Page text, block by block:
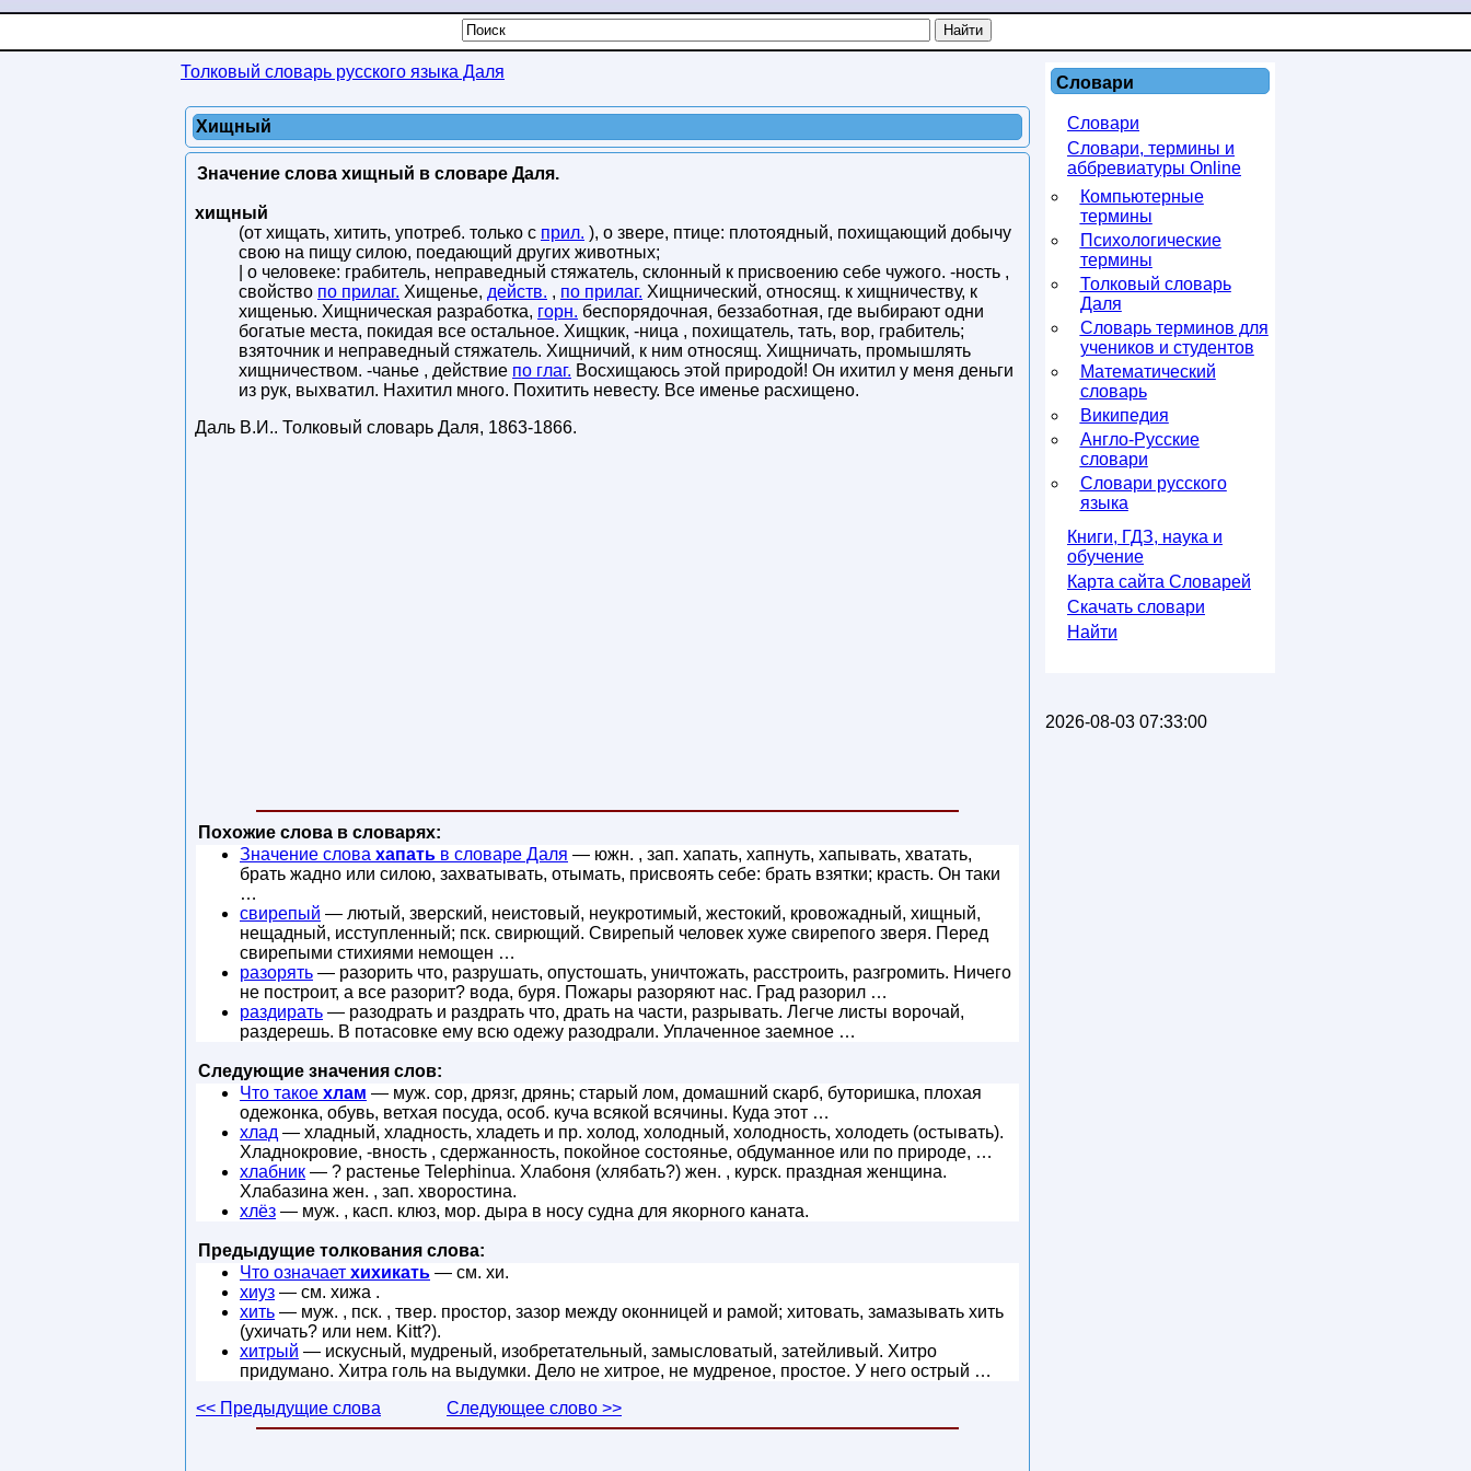
Толковый словарь русского языка Даля
Хищный
Значение слова хищный в словаре Даля.
хищный
(от хищать, хитить, употреб. только с прил. ), о звере, птице: плотоядный, похищающий добычу
свою на пищу силою, поедающий других животных;
| о человеке: грабитель, неправедный стяжатель, склонный к присвоению себе чужого. -ность ,
свойство по прилаг. Хищенье, действ. , по прилаг. Хищнический, относящ. к хищничеству, к
хищенью. Хищническая разработка, горн. беспорядочная, беззаботная, где выбирают одни
богатые места, покидая все остальное. Хищкик, -ница , похищатель, тать, вор, грабитель;
взяточник и неправедный стяжатель. Хищничий, к ним относящ. Хищничать, промышлять
хищничеством. -чанье , действие по глаг. Восхищаюсь этой природой! Он ихитил у меня деньги
из рук, выхватил. Нахитил много. Похитить невесту. Все именье расхищено.
Даль В.И.. Толковый словарь Даля, 1863-1866.
Похожие слова в словарях:
Значение слова хапать в словаре Даля — южн. , зап. хапать, хапнуть, хапывать, хватать,
брать жадно или силою, захватывать, отымать, присвоять себе: брать взятки; красть. Он таки
…
свирепый — лютый, зверский, неистовый, неукротимый, жестокий, кровожадный, хищный,
нещадный, исступленный; пск. свирющий. Свирепый человек хуже свирепого зверя. Перед
свирепыми стихиями немощен …
разорять — разорить что, разрушать, опустошать, уничтожать, расстроить, разгромить. Ничего
не построит, а все разорит? вода, буря. Пожары разоряют нас. Град разорил …
раздирать — разодрать и раздрать что, драть на части, разрывать. Легче листы ворочай,
раздерешь. В потасовке ему всю одежу разодрали. Уплаченное заемное …
Следующие значения слов:
Что такое хлам — муж. сор, дрязг, дрянь; старый лом, домашний скарб, буторишка, плохая
одежонка, обувь, ветхая посуда, особ. куча всякой всячины. Куда этот …
хлад — хладный, хладность, хладеть и пр. холод, холодный, холодность, холодеть (остывать).
Хладнокровие, -вность , сдержанность, покойное состоянье, обдуманное или по природе, …
хлабник — ? растенье Telephinua. Хлабоня (хлябать?) жен. , курск. праздная женщина.
Хлабазина жен. , зап. хворостина.
хлёз — муж. , касп. клюз, мор. дыра в носу судна для якорного каната.
Предыдущие толкования слова:
Что означает хихикать — см. хи.
хиуз — см. хижа .
хить — муж. , пск. , твер. простор, зазор между оконницей и рамой; хитовать, замазывать хить
(ухичать? или нем. Kitt?).
хитрый — искусный, мудреный, изобретательный, замысловатый, затейливый. Хитро
придумано. Хитра голь на выдумки. Дело не хитрое, не мудреное, простое. У него острый …
<< Предыдущие слова
Следующее слово >>
Словари
Словари
Словари, термины и
аббревиатуры Online
Компьютерные
термины
Психологические
термины
Толковый словарь
Даля
Словарь терминов для
учеников и студентов
Математический
словарь
Википедия
Англо-Русские
словари
Словари русского
языка
Книги, ГДЗ, наука и
обучение
Карта сайта Словарей
Скачать словари
Найти
2026-08-03 07:33:00